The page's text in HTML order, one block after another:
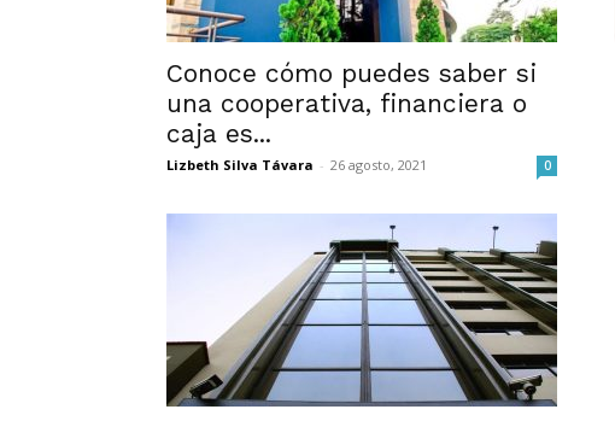
Conoce cómo puedes saber si
una cooperativa, financiera o
caja es...
Lizbeth Silva Távara - 26 agosto, 2021 0